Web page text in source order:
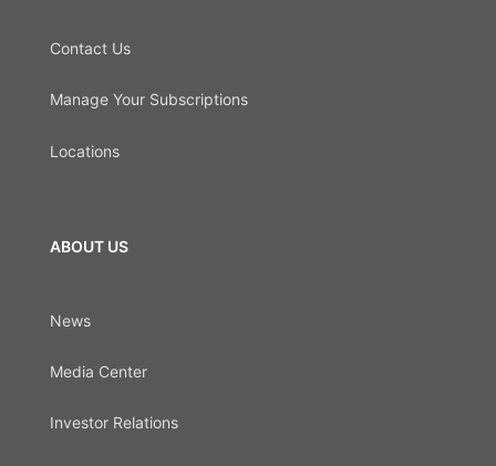
Contact Us
Manage Your Subscriptions
Locations
ABOUT US
News
Media Center
Investor Relations